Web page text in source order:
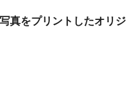
真をプリントしたオリジ